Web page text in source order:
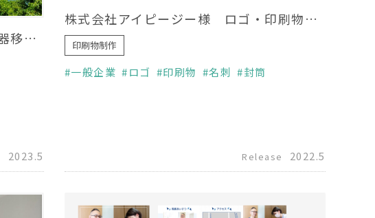
公益財団法人岐阜県アイバンク・臓器移植推進財団様 ホームページリニューアル
2023.5
株式会社アイピージー様 ロゴ・印刷物制作
印刷物制作
一般企業 ロゴ 印刷物 名刺 封筒
Release 2022.5